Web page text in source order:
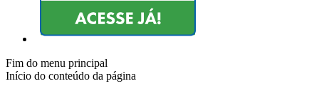
Fim do menu principal
Início do conteúdo da página